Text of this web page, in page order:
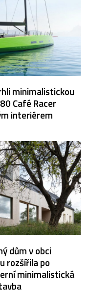
minimalistickou
Café Racer
interiérem
dům v obci
rozšířila po
minimalistická